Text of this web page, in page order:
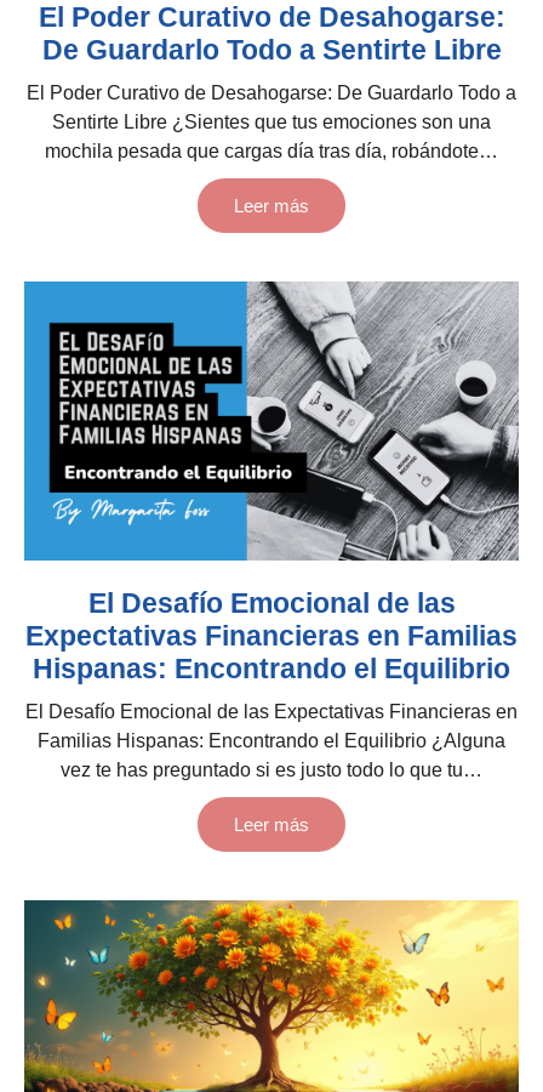
El Poder Curativo de Desahogarse:
De Guardarlo Todo a Sentirte Libre
El Poder Curativo de Desahogarse: De Guardarlo Todo a
Sentirte Libre ¿Sientes que tus emociones son una
mochila pesada que cargas día tras día, robándote…
Leer más
El Desafío Emocional de las
Expectativas Financieras en Familias
Hispanas: Encontrando el Equilibrio
El Desafío Emocional de las Expectativas Financieras en
Familias Hispanas: Encontrando el Equilibrio ¿Alguna
vez te has preguntado si es justo todo lo que tu…
Leer más